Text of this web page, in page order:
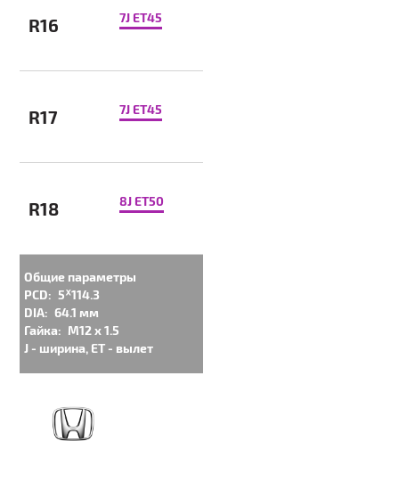
R16 7J ET45
R17 7J ET45
R18 8J ET50
Общие параметры
PCD: 5ᕁ114.3
DIA: 64.1 мм
Гайка: M12 x 1.5
J - ширина, ET - вылет